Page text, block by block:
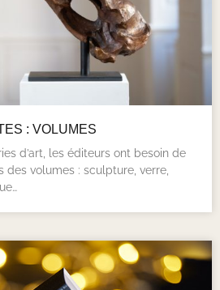
: VOLUMES
d’art, les éditeurs ont besoin de
des volumes : sculpture, verre,